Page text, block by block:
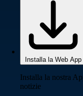
Installa la Web App
Installa la nostra
notizie